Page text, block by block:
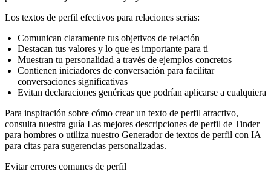
Los textos de perfil efectivos para relaciones serias:
Comunican claramente tus objetivos de relación
Destacan tus valores y lo que es importante para ti
Muestran tu personalidad a través de ejemplos concretos
Contienen iniciadores de conversación para facilitar
conversaciones significativas
Evitan declaraciones genéricas que podrían aplicarse a cualquiera
Para inspiración sobre cómo crear un texto de perfil atractivo,
consulta nuestra guía Las mejores descripciones de perfil de Tinder
para hombres o utiliza nuestro Generador de textos de perfil con IA
para citas para sugerencias personalizadas.
Evitar errores comunes de perfil